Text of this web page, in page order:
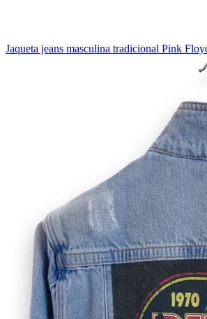
Jaqueta jeans masculina tradicional Pink